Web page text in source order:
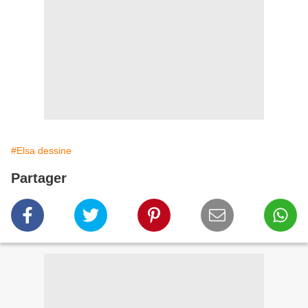
#Elsa dessine
Partager